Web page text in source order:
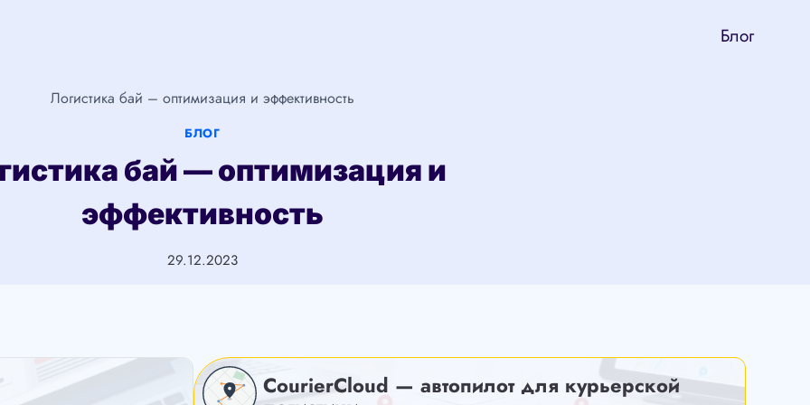
Блог
Логистика бай – оптимизация и эффективность
БЛОГ
бай — оптимизация и
эффективность
29.12.2023
CourierCloud — автопилот для курьерской